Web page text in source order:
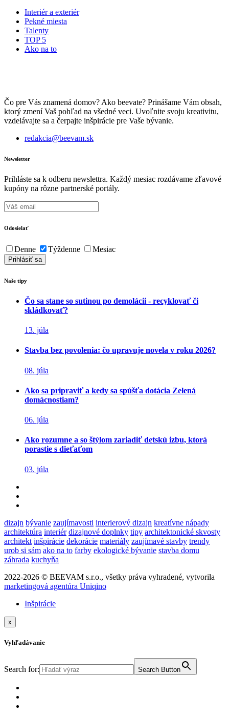
Interiér a exteriér
Pekné miesta
Talenty
TOP 5
Ako na to
Čo pre Vás znamená domov? Ako beevate? Prinášame Vám obsah,
ktorý zmení Vaš pohľad na všedné veci. Uvoľnite svoju kreativitu,
vzdelávajte sa a čerpajte inšpirácie pre Vaše bývanie.
redakcia@beevam.sk
Newsletter
Prihláste sa k odberu newslettra. Každý mesiac rozdávame zľavové
kupóny na rôzne partnerské portály.
Odosielať
Denne Týždenne Mesiac
Naše tipy
Čo sa stane so sutinou po demolácii - recyklovať či
skládkovať?
13. júla
Stavba bez povolenia: čo upravuje novela v roku 2026?
08. júla
Ako sa pripraviť a kedy sa spúšťa dotácia Zelená
domácnostiam?
06. júla
Ako rozumne a so štýlom zariadiť detskú izbu, ktorá
porastie s dieťaťom
03. júla
dizajn bývanie zaujímavosti interierový dizajn kreatívne nápady
architektúra interiér dizajnové doplnky tipy architektonické skvosty
architekt inšpirácie dekorácie materiály zaujímavé stavby trendy
urob si sám ako na to farby ekologické bývanie stavba domu
záhrada kuchyňa
2022-2026 © BEEVAM s.r.o., všetky práva vyhradené, vytvorila
marketingová agentúra Uniqino
Inšpirácie
x
Vyhľadávanie
Search for: Search Button